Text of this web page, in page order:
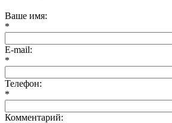
Ваше имя:
*
E-mail:
*
Телефон:
*
Комментарий: